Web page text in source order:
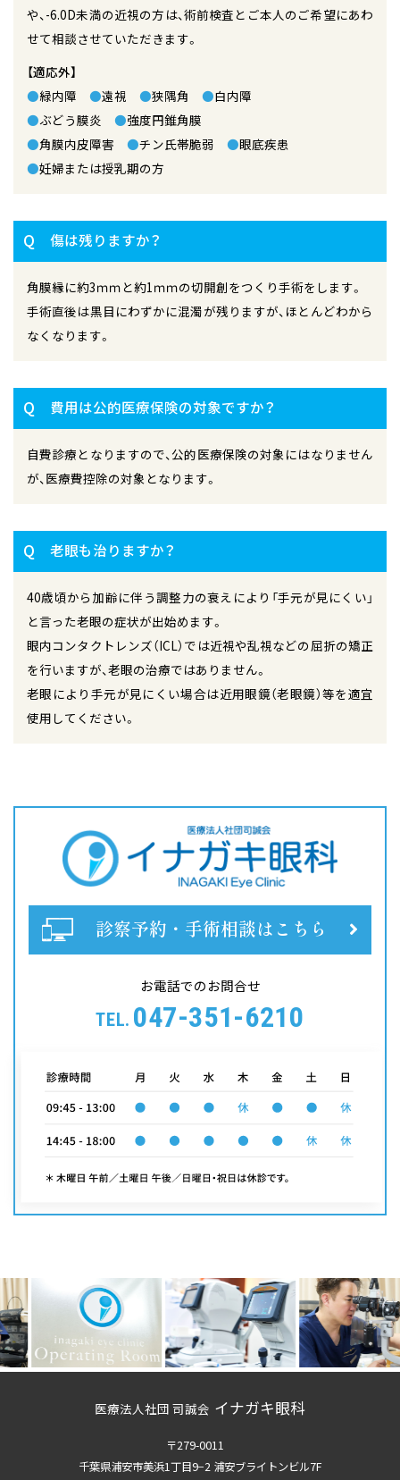
や、-6.0D未満の近視の方は、術前検査とご本人のご希望にあわ
せて相談させていただきます。
【適応外】
●緑内障 ●遠視 ●狭隅角 ●白内障
●ぶどう膜炎 ●強度円錐角膜
●角膜内皮障害 ●チン氏帯脆弱 ●眼底疾患
●妊婦または授乳期の方
Q 傷は残りますか？
角膜縁に約3ｍｍと約1ｍｍの切開創をつくり手術をします。
手術直後は黒目にわずかに混濁が残りますが、ほとんどわから
なくなります。
Q 費用は公的医療保険の対象ですか？
自費診療となりますので、公的医療保険の対象にはなりません
が、医療費控除の対象となります。
Q 老眼も治りますか？
40歳頃から加齢に伴う調整力の衰えにより「手元が見にくい」
と言った老眼の症状が出始めます。
眼内コンタクトレンズ（ICL）では近視や乱視などの屈折の矯正
を行いますが、老眼の治療ではありません。
老眼により手元が見にくい場合は近用眼鏡（老眼鏡）等を適宜
使用してください。
診察予約・手術相談はこちら
お電話でのお問合せ
TEL. 047-351-6210
医療法人社団 司誠会 イナガキ眼科
〒279-0011
千葉県浦安市美浜1丁目9−2 浦安ブライトンビル7F